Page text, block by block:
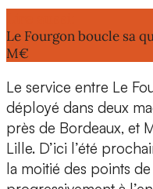
Le Fourgon boucle sa
M€
Le service entre Le
déployé dans deux
près de Bordeaux, et
Lille. D’ici l’été
la moitié des points